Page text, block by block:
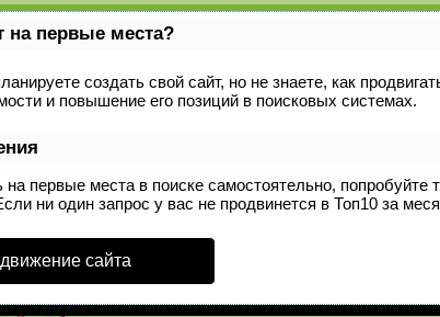
на первые места?
создать свой сайт, но не знаете, как
и повышение его позиций в поисковых системах.
первые места в поиске самостоятельно, попробуйте
ни один запрос у вас не продвинется в Топ10 за
сайта